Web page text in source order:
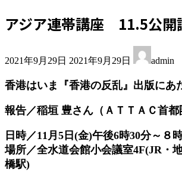
アジア連帯講座 11.5公開
2021年9月29日 終
新
時
2021年9月29日 admin
香港はいま『香港の反乱』出版にあ
報告／稲垣 豊さん（ＡＴＴＡＣ首都
日時／11月5日(金)午後6時30分～８
場所／全水道会館小会議室4F(JR・
橋駅)